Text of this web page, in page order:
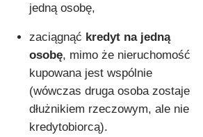
jedną osobę,
zaciągnąć kredyt na jedną
osobę, mimo że nieruchomość
kupowana jest wspólnie
(wówczas druga osoba zostaje
dłużnikiem rzeczowym, ale nie
kredytobiorcą).